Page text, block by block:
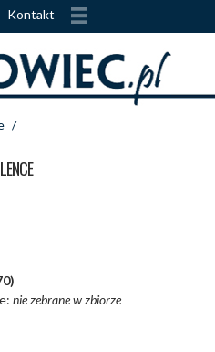
Kontakt
/
nie zebrane w zbiorze